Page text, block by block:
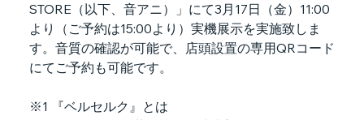
STORE（以下、音アニ）」にて3月17日（金）11:00
より（ご予約は15:00より）実機展示を実施致しま
す。音質の確認が可能で、店頭設置の専用QRコード
にてご予約も可能です。
※1 『ベルセルク』とは